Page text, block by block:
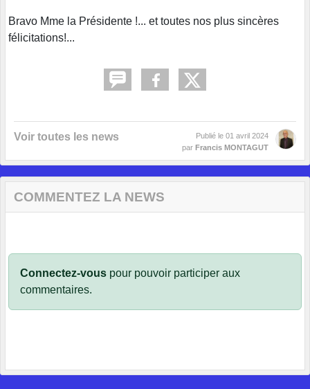
Bravo Mme la Présidente !... et toutes nos plus sincères
félicitations!...
Voir toutes les news Publié le 01 avril 2024
par Francis MONTAGUT
COMMENTEZ LA NEWS
Connectez-vous pour pouvoir participer aux
commentaires.